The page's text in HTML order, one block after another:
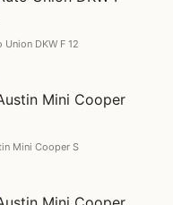
Union DKW F 12
Mini Cooper S